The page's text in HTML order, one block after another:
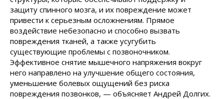
защиту спинного мозга, и их повреждение может
привести к серьезным осложнениям. Прямое
воздействие небезопасно и способно вызвать
повреждения тканей, а также усугубить
существующие проблемы с позвоночником.
Эффективное снятие мышечного напряжения вокруг
него направлено на улучшение общего состояния,
уменьшение болевых ощущений без риска
повреждения позвонков, — объясняет Андрей Долгих.